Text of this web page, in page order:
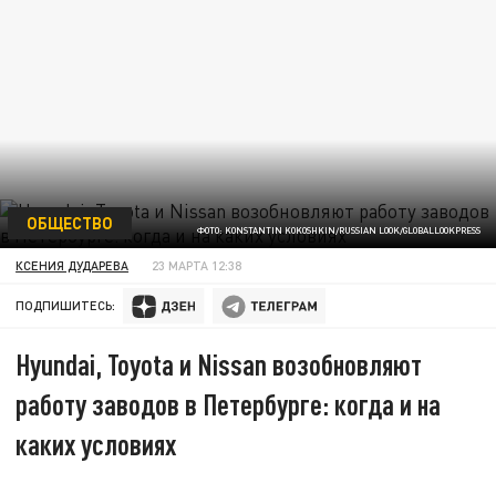
ФОТО: KONSTANTIN KOKOSHKIN/RUSSIAN LOOK/GLOBALLOOKPRESS
ОБЩЕСТВО
КСЕНИЯ ДУДАРЕВА 23 МАРТА 12:38
ПОДПИШИТЕСЬ:
Hyundai, Toyota и Nissan возобновляют
работу заводов в Петербурге: когда и на
каких условиях